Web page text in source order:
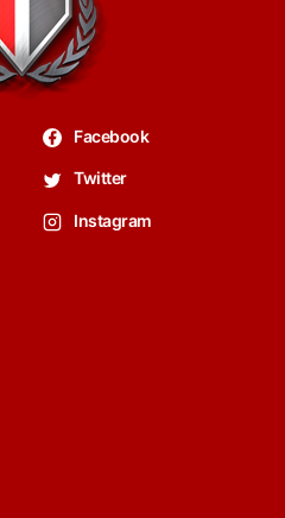
Facebook
Twitter
Instagram